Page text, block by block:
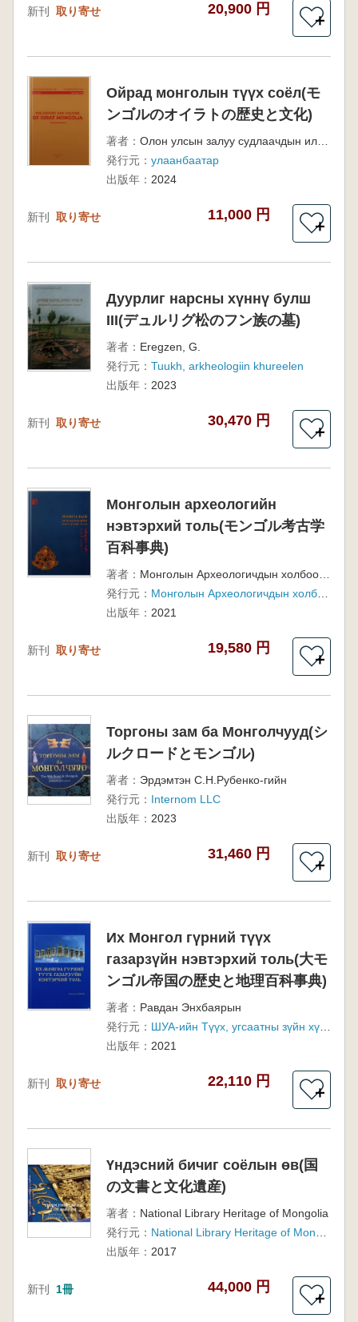
新刊 取り寄せ 20,900 円
＋
Ойрад монголын түүх соёл(モ
ンゴルのオイラトの歴史と文化)
著者：
Олон улсын залуу судлаачдын илтгэл”-ийн эмхэтгэл
発行元： улаанбаатар
出版年： 2024
新刊 取り寄せ 11,000 円
＋
Дуурлиг нарсны хүннү булш
III(デュルリグ松のフン族の墓)
著者： Eregzen, G.
発行元： Tuukh, arkheologiin khureelen
出版年： 2023
新刊 取り寄せ 30,470 円
＋
Монголын археологийн
нэвтэрхий толь(モンゴル考古学
百科事典)
著者：
Монголын Археологичдын холбооноос
発行元：
Монголын Археологичдын холбооноос
出版年： 2021
新刊 取り寄せ 19,580 円
＋
Торгоны зам ба Монголчууд(シ
ルクロードとモンゴル)
著者： Эрдэмтэн С.Н.Рубенко-гийн
発行元： Internom LLC
出版年： 2023
新刊 取り寄せ 31,460 円
＋
Их Монгол гүрний түүх
газарзүйн нэвтэрхий толь(大モ
ンゴル帝国の歴史と地理百科事典)
著者： Равдан Энхбаярын
発行元：
ШУА-ийн Түүх, угсаатны зүйн хүрээлэнгийн Монголын эзэнт гүрэн
出版年： 2021
新刊 取り寄せ 22,110 円
＋
Үндэсний бичиг соёлын өв(国
の文書と文化遺産)
著者： National Library Heritage of Mongolia
発行元：
出版年： 2017
新刊 1冊 44,000 円
＋